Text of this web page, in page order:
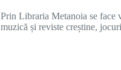
Prin Libraria Metanoia se face
muzică și reviste creștine,